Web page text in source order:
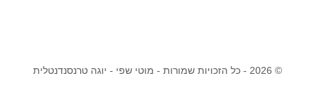
© 2026 - כל הזכויות שמורות - מוטי שפי - יוגה טרנסנדנטלית